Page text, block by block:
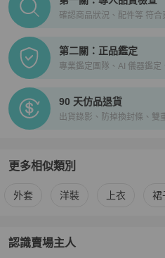
【商品瑕疵說明】
★ 二手商品非新品，圖文已盡力完
片放大看，並綜合商品圖片和文字
★ 日本中古名牌行業統一的分級標
明確標示等級，如下單即表示可接
★ 包袋尺寸由於測量手法不同，誤
常範圍內誤差不作為退換貨依據
【中文客戶服務】
★ APP 版聊聊服務時間 : 周一到周
★ 本賣場所有商品資訊均為日本
私訊事先通知為您開立三聯式發票
★ 賣場商品只有一件，可能會有商
確認商品狀況、配件等 符合
第二關：正品鑑定
專業鑑定團隊、AI 儀器鑑定
90 天仿品退貨
出貨錄影、防掉換封條、雙
更多相似類別
更多 Givenchy女裝 相似商品推薦
外套 洋裝 上衣 裙
認識賣場主人
PopChill 拍拍圈嚴選賣家